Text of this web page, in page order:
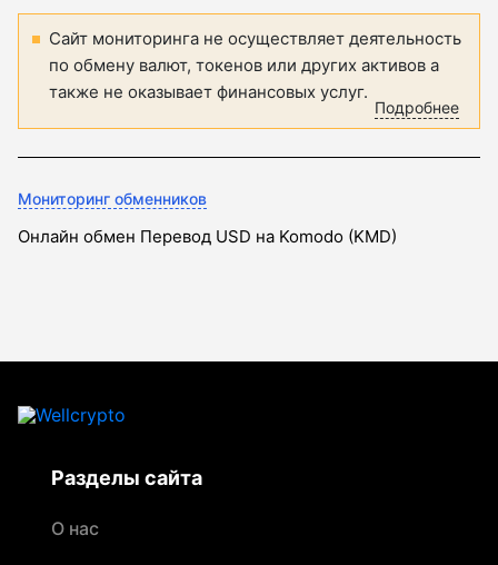
Сайт мониторинга не осуществляет деятельность
по обмену валют, токенов или других активов а
также не оказывает финансовых услуг.
Подробнее
Мониторинг обменников
Онлайн обмен Перевод USD на Komodo (KMD)
Разделы сайта
О нас